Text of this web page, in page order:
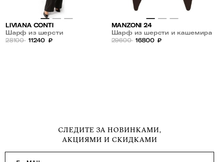
LIVIANA CONTI
Шарф из шерсти
28100 11240 ₽
MANZONI 24
Шарф из шерсти и кашемира
29600 16800 ₽
СЛЕДИТЕ ЗА НОВИНКАМИ,
АКЦИЯМИ И СКИДКАМИ